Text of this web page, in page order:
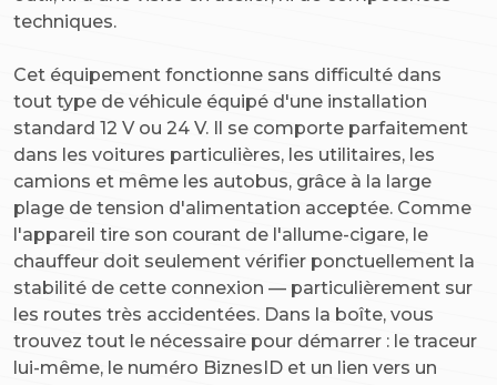
techniques.
Cet équipement fonctionne sans difficulté dans
tout type de véhicule équipé d'une installation
standard 12 V ou 24 V. Il se comporte parfaitement
dans les voitures particulières, les utilitaires, les
camions et même les autobus, grâce à la large
plage de tension d'alimentation acceptée. Comme
l'appareil tire son courant de l'allume-cigare, le
chauffeur doit seulement vérifier ponctuellement la
stabilité de cette connexion — particulièrement sur
les routes très accidentées. Dans la boîte, vous
trouvez tout le nécessaire pour démarrer : le traceur
lui-même, le numéro BiznesID et un lien vers un